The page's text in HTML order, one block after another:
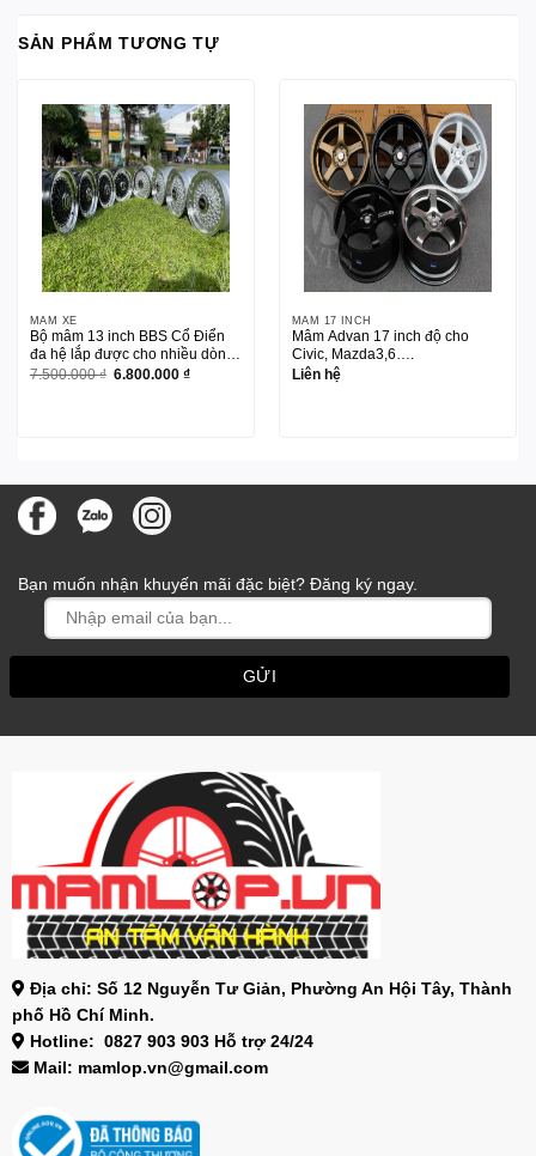
SẢN PHẨM TƯƠNG TỰ
MÂM XE
Bộ mâm 13 inch BBS Cổ Điển
đa hệ lắp được cho nhiều dòng
xe
7.500.000₫ Giá
6.800.000₫Giá
MÂM 17 INCH
Mâm Advan 17 inch độ cho
Civic, Mazda3,6….
Liên hệ
Bạn muốn nhận khuyến mãi đặc biệt? Đăng ký ngay.
Địa chỉ: Số 12 Nguyễn Tư Giản, Phường An Hội Tây, Thành
phố Hồ Chí Minh.
Hotline: 0827 903 903 Hỗ trợ 24/24
Mail: mamlop.vn@gmail.com